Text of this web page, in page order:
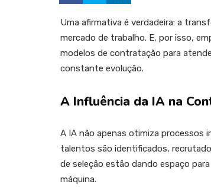
Uma afirmativa é verdadeira: a
mercado de trabalho. E, por isso,
modelos de contratação para
constante evolução.
A Influência da IA na
A IA não apenas otimiza processos
talentos são identificados,
de seleção estão dando espaço
máquina.